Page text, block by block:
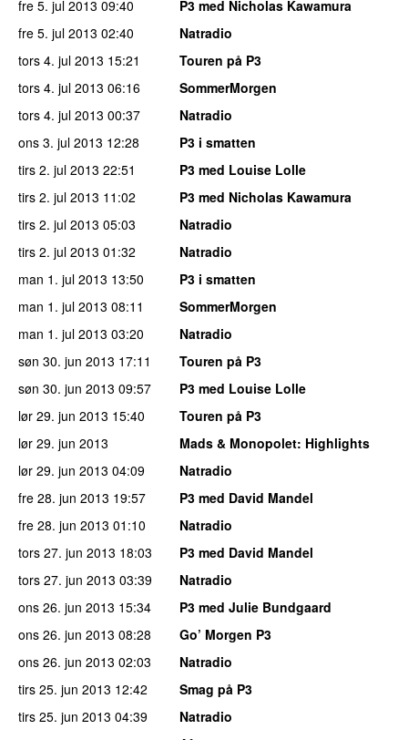
fre 5. jul 2013 09:40
P3 med Nicholas Kawamura
fre 5. jul 2013 02:40
Natradio
tors 4. jul 2013 15:21
Touren på P3
tors 4. jul 2013 06:16
SommerMorgen
tors 4. jul 2013 00:37
Natradio
ons 3. jul 2013 12:28
P3 i smatten
tirs 2. jul 2013 22:51
P3 med Louise Lolle
tirs 2. jul 2013 11:02
P3 med Nicholas Kawamura
tirs 2. jul 2013 05:03
Natradio
tirs 2. jul 2013 01:32
Natradio
man 1. jul 2013 13:50
P3 i smatten
man 1. jul 2013 08:11
SommerMorgen
man 1. jul 2013 03:20
Natradio
søn 30. jun 2013 17:11
Touren på P3
søn 30. jun 2013 09:57
P3 med Louise Lolle
lør 29. jun 2013 15:40
Touren på P3
lør 29. jun 2013
Mads & Monopolet: Highlights
lør 29. jun 2013 04:09
Natradio
fre 28. jun 2013 19:57
P3 med David Mandel
fre 28. jun 2013 01:10
Natradio
tors 27. jun 2013 18:03
P3 med David Mandel
tors 27. jun 2013 03:39
Natradio
ons 26. jun 2013 15:34
P3 med Julie Bundgaard
ons 26. jun 2013 08:28
Go’ Morgen P3
ons 26. jun 2013 02:03
Natradio
tirs 25. jun 2013 12:42
Smag på P3
tirs 25. jun 2013 04:39
Natradio